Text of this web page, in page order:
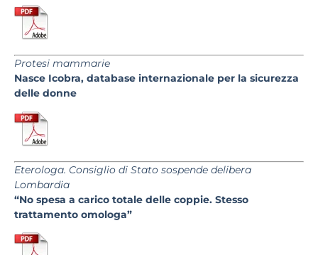
Protesi mammarie
Nasce Icobra, database internazionale per la sicurezza
delle donne
Eterologa. Consiglio di Stato sospende delibera
Lombardia
“No spesa a carico totale delle coppie. Stesso
trattamento omologa”